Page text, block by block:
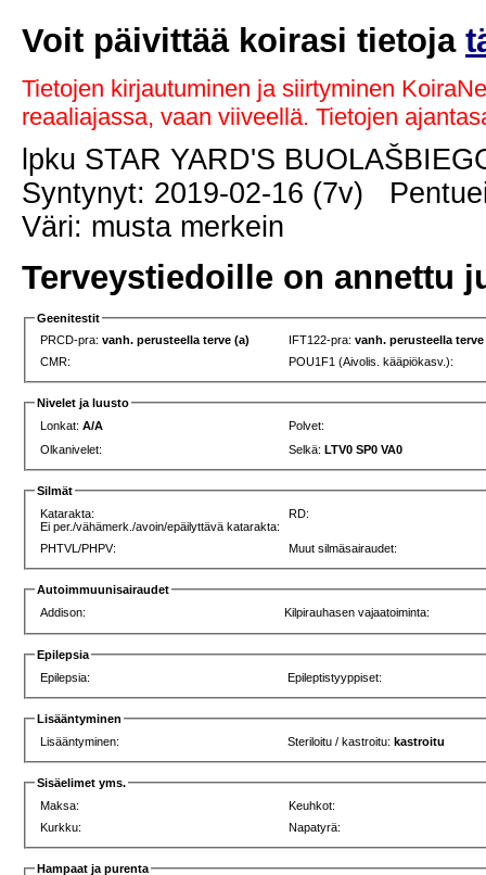
Voit päivittää koirasi tietoja
Tietojen kirjautuminen ja siirtyminen
reaaliajassa, vaan viiveellä. Tietojen
lpku STAR YARD'S
Syntynyt: 2019-02-16 (7v)
Väri: musta merkein
Terveystiedoille on annettu
Geenitestit
PRCD-pra:vanh. perusteella terve (a) IFT122-pra:vanh. perusteella terve
CMR:
POU1F1 (Aivolis. kääpiökasv.):
Nivelet ja luusto
Lonkat:A/A
Polvet:
Olkanivelet:
Selkä:LTV0 SP0 VA0
Silmät
Katarakta:
Ei per./vähämerk./avoin/epäilyttävä katarakta:
RD:
PHTVL/PHPV: Muut silmäsairaudet:
Autoimmuunisairaudet
Addison:
Kilpirauhasen vajaatoiminta:
Epilepsia
Epilepsia:
Epileptistyyppiset:
Lisääntyminen
Lisääntyminen:
Steriloitu / kastroitu:kastroitu
Sisäelimet yms.
Maksa:
Keuhkot:
Kurkku:
Napatyrä:
Hampaat ja purenta